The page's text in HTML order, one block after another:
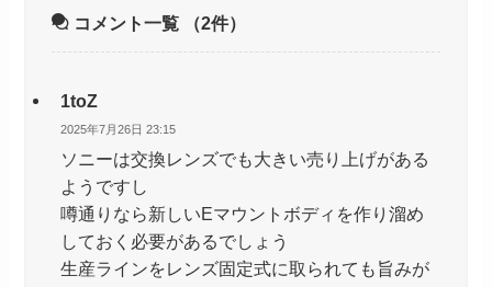
コメント一覧 （2件）
1toZ
2025年7月26日 23:15
ソニーは交換レンズでも大きい売り上げがある
ようですし
噂通りなら新しいEマウントボディを作り溜め
しておく必要があるでしょう
生産ラインをレンズ固定式に取られても旨みが